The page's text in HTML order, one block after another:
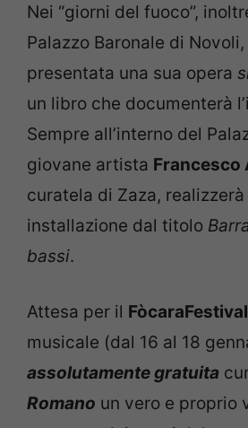
Nei “giorni del fuoco”,
Palazzo Baronale di Novoli,
presentata una sua opera
un libro che documenterà
Sempre all’interno del
giovane artista Francesco
curatela di Zaza,
installazione dal titolo
bassi.
Attesa per il FòcaraFestival
musicale (dal 16 al 18
assolutamente gratuita
Romano un vero e proprio